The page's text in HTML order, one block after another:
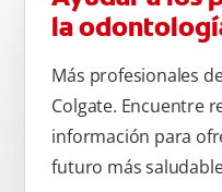
la
Más profesionales
Colgate. Encuentre
información para
futuro más